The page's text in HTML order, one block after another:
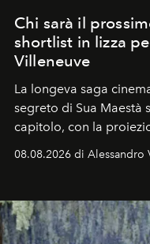
Chi sarà il
shortlist in lizza
Villeneuve
La longeva saga
segreto di Sua Maestà
capitolo, con la
dell’attore chiamato a
Craig, però, regna
08.08.2026 di Alessandro